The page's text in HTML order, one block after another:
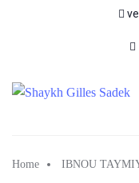
Home IBNOU